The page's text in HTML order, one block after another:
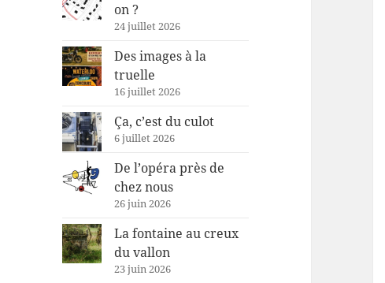
on ?
24 juillet 2026
Des images à la
truelle
16 juillet 2026
Ça, c’est du culot
6 juillet 2026
De l’opéra près de
chez nous
26 juin 2026
La fontaine au creux
du vallon
23 juin 2026